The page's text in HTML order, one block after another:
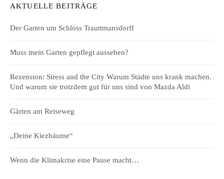
AKTUELLE BEITRÄGE
Der Garten um Schloss Trauttmansdorff
Muss mein Garten gepflegt aussehen?
Rezension: Stress and the City Warum Städte uns krank machen.
Und warum sie trotzdem gut für uns sind von Mazda Aldi
Gärten am Reiseweg
„Deine Kiezbäume“
Wenn die Klimakrise eine Pause macht…